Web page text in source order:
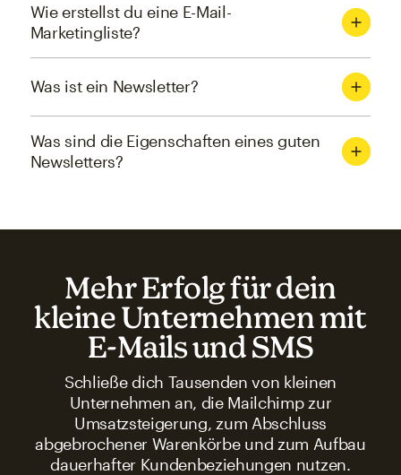
Wie erstellst du eine E-Mail-
Marketingliste?
Was ist ein Newsletter?
Was sind die Eigenschaften eines guten
Newsletters?
Mehr Erfolg für dein
kleine Unternehmen mit
E-Mails und SMS
Schließe dich Tausenden von kleinen
Unternehmen an, die Mailchimp zur
Umsatzsteigerung, zum Abschluss
abgebrochener Warenkörbe und zum Aufbau
dauerhafter Kundenbeziehungen nutzen.